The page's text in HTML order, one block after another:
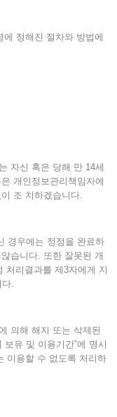
정해진 절차와 방법에
자신 혹은 당해 만 14세
개인정보관리책임자에
조 치하겠습니다.
경우에는 정정을 완료하
습니다. 또한 잘못된 개
처리결과를 제3자에게 지
.
의해 해지 또는 삭제된
유 및 이용기간”에 명시
이용할 수 없도록 처리하